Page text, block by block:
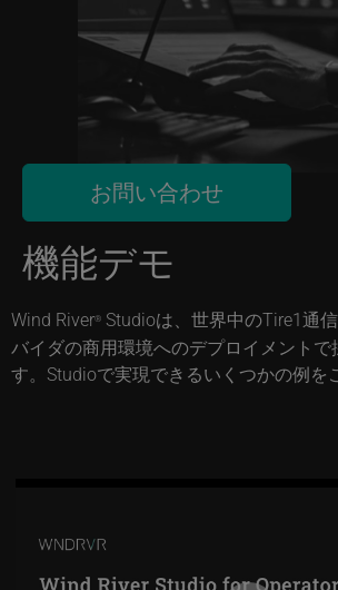
お問い合わせ
機能デモ
Wind River® Studioは、世界中のTire1通
バイダの商用環境へのデプロイメントで
す。Studioで実現できるいくつかの例を